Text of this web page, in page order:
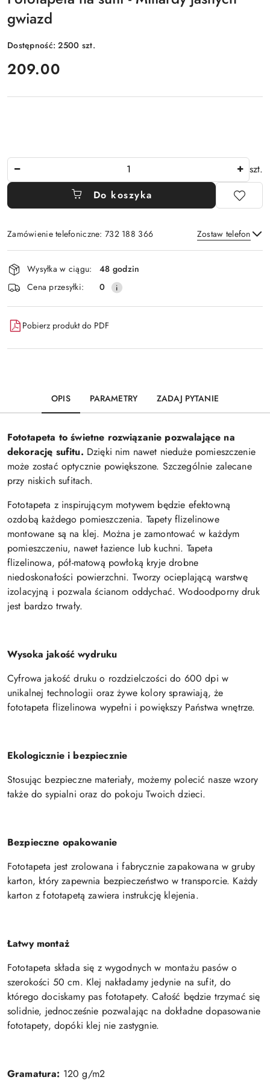
gwiazd
Dostępność:2500 szt.
cena:
209.00
szt.
Do koszyka
Zamówienie telefoniczne: 732 188 366 Zostaw telefon
Wyślij
Dostępność
i
dostawa
Wysyłka w ciągu:
48 godzin
Cena przesyłki:
0
Pobierz produkt do PDF
OPIS PARAMETRY ZADAJ PYTANIE
Fototapeta to świetne rozwiązanie pozwalające na
dekorację sufitu. Dzięki nim nawet nieduże pomieszczenie
może zostać optycznie powiększone. Szczególnie zalecane
przy niskich sufitach.
Fototapeta z inspirującym motywem będzie efektowną
ozdobą każdego pomieszczenia. Tapety flizelinowe
montowane są na klej. Można je zamontować w każdym
pomieszczeniu, nawet łazience lub kuchni. Tapeta
flizelinowa, pół-matową powłoką kryje drobne
niedoskonałości powierzchni. Tworzy ocieplającą warstwę
izolacyjną i pozwala ścianom oddychać. Wodoodporny druk
jest bardzo trwały.
Wysoka jakość wydruku
Cyfrowa jakość druku o rozdzielczości do 600 dpi w
unikalnej technologii oraz żywe kolory sprawiają, że
fototapeta flizelinowa wypełni i powiększy Państwa wnętrze.
Ekologicznie i bezpiecznie
Stosując bezpieczne materiały, możemy polecić nasze wzory
także do sypialni oraz do pokoju Twoich dzieci.
Bezpieczne opakowanie
Fototapeta jest zrolowana i fabrycznie zapakowana w gruby
karton, który zapewnia bezpieczeństwo w transporcie. Każdy
karton z fototapetą zawiera instrukcję klejenia.
Łatwy montaż
Fototapeta składa się z wygodnych w montażu pasów o
szerokości 50 cm. Klej nakładamy jedynie na sufit, do
którego dociskamy pas fototapety. Całość będzie trzymać się
solidnie, jednocześnie pozwalając na dokładne dopasowanie
fototapety, dopóki klej nie zastygnie.
Gramatura: 120 g/m2